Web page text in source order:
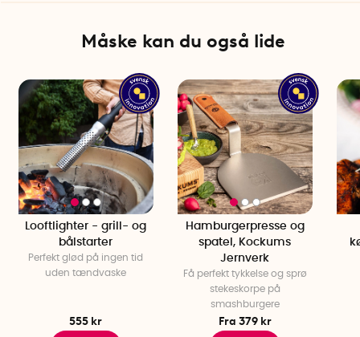
Burgerpressen må kun vaskes i hånden.
Måske kan du også lide
Looftlighter - grill- og
bålstarter
Perfekt glød på ingen tid
uden tændvaske
555 kr
Hamburgerpresse og
spatel, Kockums
Jernverk
Få perfekt tykkelse og sprø
stekeskorpe på
smashburgere
Fra 379 kr